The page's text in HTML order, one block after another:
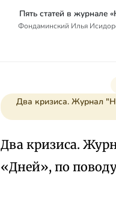
Пять статей в журнале
Фондаминский Илья
Два кризиса. Журнал
Два кризиса.
«Дней», по